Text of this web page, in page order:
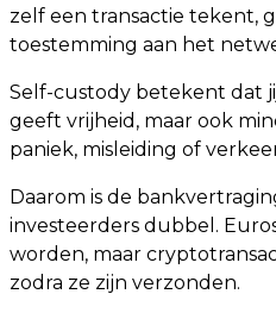
zelf een transactie tekent,
toestemming aan het
Self-custody betekent dat
geeft vrijheid, maar ook
paniek, misleiding of
Daarom is de
investeerders dubbel.
worden, maar
zodra ze zijn verzonden.